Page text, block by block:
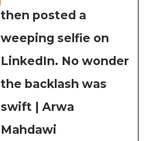
then posted a
weeping selfie on
LinkedIn. No wonder
the backlash was
swift | Arwa
Mahdawi